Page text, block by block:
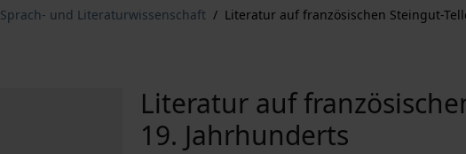
Sprach- und Literaturwissenschaft / Literatur auf französischen Steingut-
Literatur auf
19. Jahrhunderts